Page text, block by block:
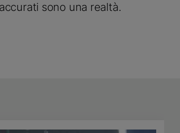
sono una realtà.